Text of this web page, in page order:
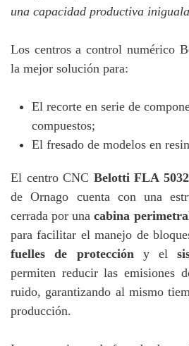
una capacidad productiva
Los centros a control numérico
la mejor solución para:
El recorte en serie de
compuestos;
El fresado de modelos en
El centro CNC Belotti FLA 5032
de Ornago cuenta con una
cerrada por unacabina
para facilitar el manejo de
fuelles de proteccióny el
permiten reducir las emisiones
ruido, garantizando al mismo
producción.